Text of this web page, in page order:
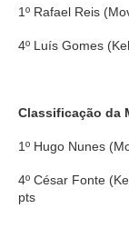
1º Rafael Reis
4º Luís Gomes
Classificação da
1º Hugo Nunes
4º César Fonte